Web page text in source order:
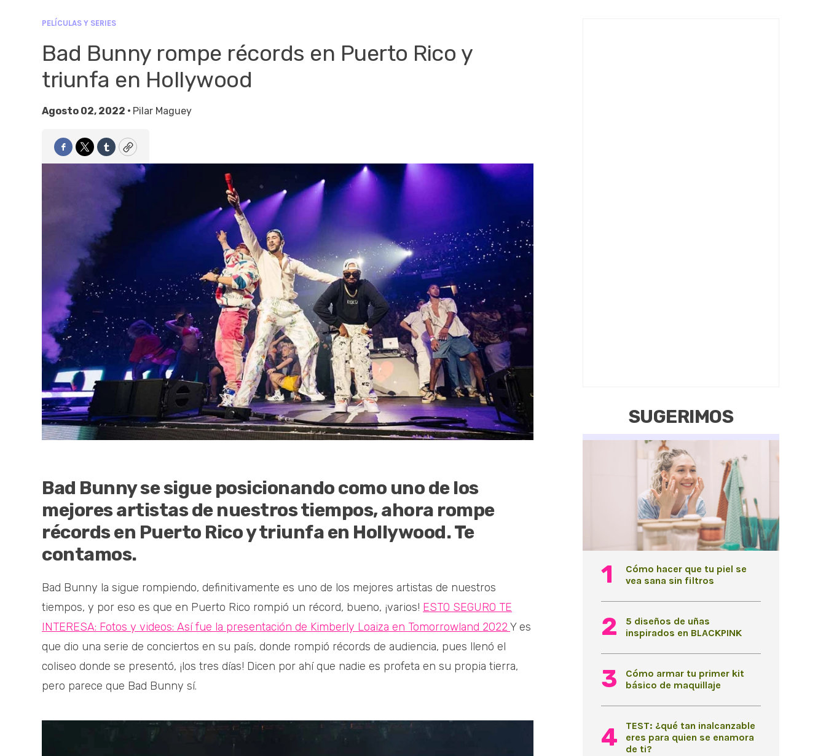
PELÍCULAS Y SERIES
Bad Bunny rompe récords en Puerto Rico y
triunfa en Hollywood
Agosto 02, 2022 • Pilar Maguey
Facebook
TwitterTumblrCopy
Bad Bunny se sigue posicionando como uno de los
mejores artistas de nuestros tiempos, ahora rompe
récords en Puerto Rico y triunfa en Hollywood. Te
contamos.
Bad Bunny la sigue rompiendo, definitivamente es uno de los mejores artistas de nuestros
tiempos, y por eso es que en Puerto Rico rompió un récord, bueno, ¡varios! ESTO SEGURO TE
INTERESA: Fotos y videos: Así fue la presentación de Kimberly Loaiza en Tomorrowland 2022Y es
que dio una serie de conciertos en su país, donde rompió récords de audiencia, pues llenó el
coliseo donde se presentó, ¡los tres días! Dicen por ahí que nadie es profeta en su propia tierra,
pero parece que Bad Bunny sí.
SUGERIMOS
Cómo hacer que tu piel se
vea sana sin filtros
5 diseños de uñas
inspirados en BLACKPINK
Cómo armar tu primer kit
básico de maquillaje
TEST: ¿qué tan inalcanzable
eres para quien se enamora
de ti?